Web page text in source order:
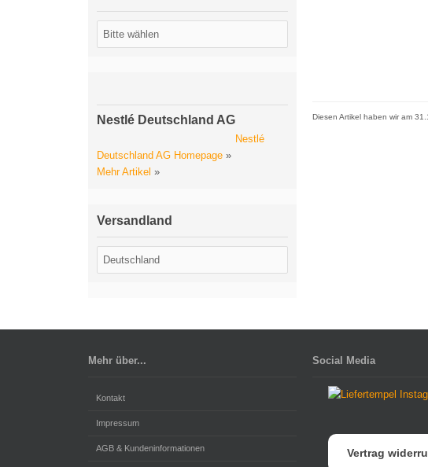
Diesen Artikel haben wir am
Nestlé Deutschland AG
Nestlé
Deutschland AG Homepage »
Mehr Artikel »
Versandland
Mehr über...
Kontakt
Impressum
AGB & Kundeninformationen
Social Media
Vertrag